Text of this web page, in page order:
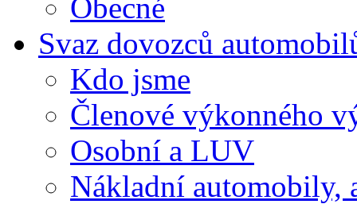
Obecné
Svaz dovozců
Kdo jsme
Členové výkonného
Osobní a LUV
Nákladní automobily,